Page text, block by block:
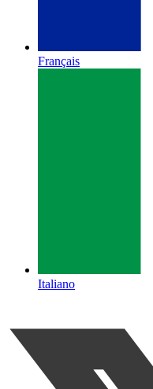
Français
Italiano